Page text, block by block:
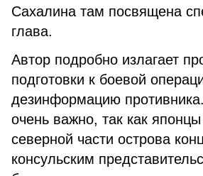
Сахалина там посвящена
глава.
Автор подробно излагает
подготовки к боевой
дезинформацию
очень важно, так как
северной части острова
консульским